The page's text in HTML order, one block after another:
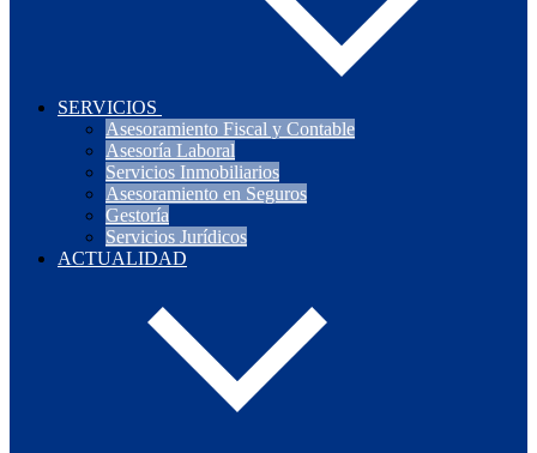
SERVICIOS
Asesoramiento Fiscal y Contable
Asesoría Laboral
Servicios Inmobiliarios
Asesoramiento en Seguros
Gestoría
Servicios Jurídicos
ACTUALIDAD